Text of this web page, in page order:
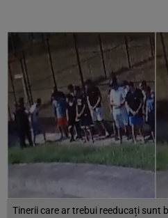
Tinerii care ar trebui reeducați sunt